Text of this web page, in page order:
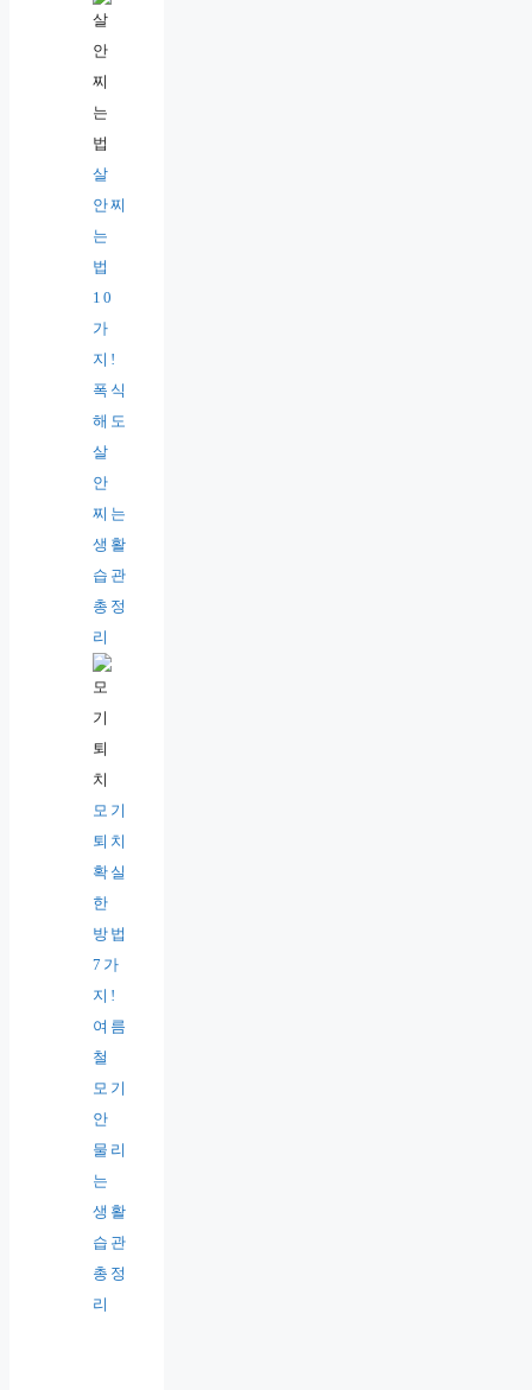
살
안찌
는
법
10
가
지!
폭식
해도
살
안
찌는
생활
습관
총정
리
모기
퇴치
확실
한
방법
7가
지!
여름
철
모기
안
물리
는
생활
습관
총정
리